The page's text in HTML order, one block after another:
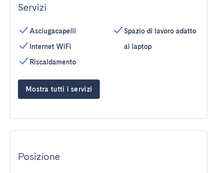
Servizi
Asciugacapelli
Internet WiFi
Riscaldamento
Spazio di lavoro adatto
ai laptop
Mostra tutti i servizi
Posizione